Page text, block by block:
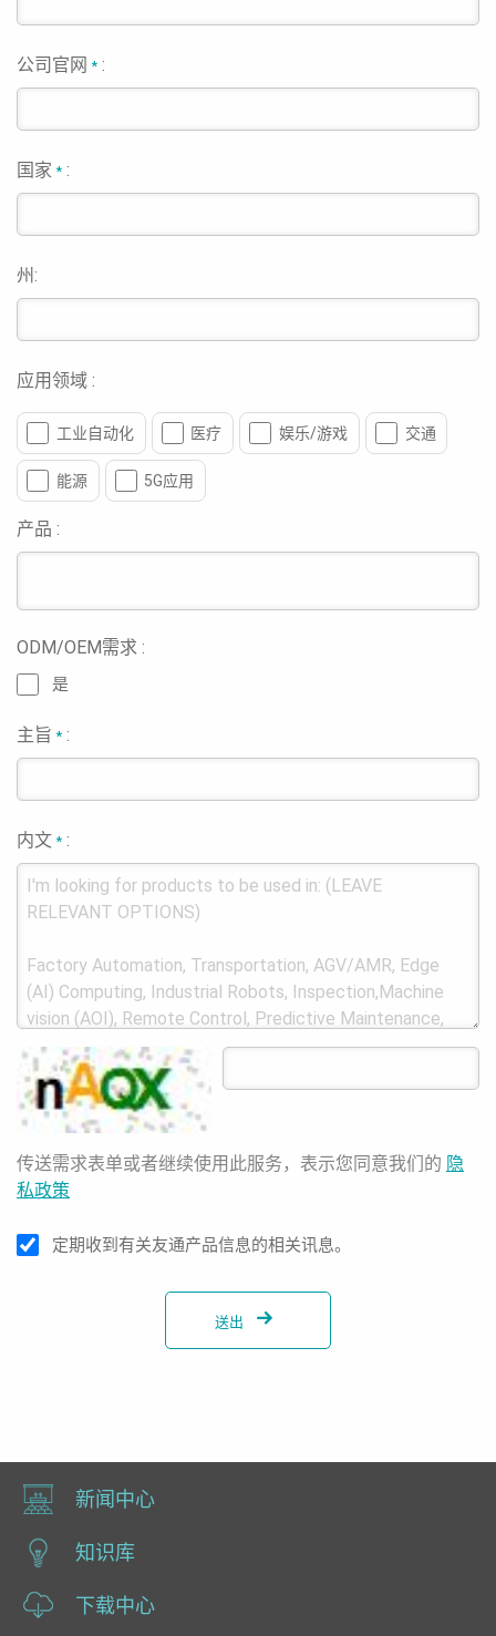
公司官网* :
国家* :
州:
应用领域 :
工业自动化 医疗 娱乐/游戏 交通
能源 5G应用
产品 :
ODM/OEM需求 :
是
主旨* :
内文* :
传送需求表单或者继续使用此服务，表示您同意我们的 隐
私政策
定期收到有关友通产品信息的相关讯息。
送出
新闻中心
知识库
下载中心